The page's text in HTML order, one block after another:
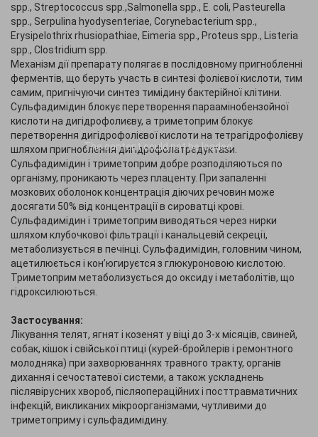
The contentcould not be loaded.
spp., Streptococcus spp.,Salmonella spp., E. coli, Pasteurella
spp., Serpulina hyodysenteriae, Corynebacterium spp.,
Erysipelothrix rhusiopathiae, Eimeria spp., Proteus spp., Listeria
spp., Clostridium spp.
Механізм дії препарату полягає в послідовному пригнобленні
ферментів, що беруть участь в синтезі фолієвої кислоти, тим
самим, пригнічуючи синтез тимідину бактерійної клітини.
Сульфадимідин блокує перетворення параамінобензойної
кислоти на дигідрофолиєву, а триметоприм блокує
перетворення дигідрофолієвої кислоти на тетрагідрофолієву
шляхом пригноблення дигідрофолатредуктази.
Сульфадимідин і триметоприм добре розподіляються по
організму, проникають через плаценту. При запаленні
мозкових оболонок концентрація діючих речовин може
досягати 50% від концентрації в сироватці крові.
Сульфадимідин і триметоприм виводяться через нирки
шляхом клубочкової фільтрації і канальцевій секреції,
метаболизується в печінці. Сульфадимідин, головним чином,
ацетилюється і кон’югируєтся з глюкуроновою кислотою.
Триметоприм метаболизується до оксиду і метаболітів, що
гідроксилюються.
Застосування:
Лікування телят, ягнят і козенят у віці до 3-х місяців, свиней,
собак, кішок і свійської птиці (курей-бройлерів і ремонтного
молодняка) при захворюваннях травного тракту, органів
дихання і сечостатевої системи, а також ускладнень
післявірусних хвороб, післяопераційних і посттравматичних
інфекцій, викликаних мікроорганізмами, чутливими до
триметоприму і сульфадимідину.